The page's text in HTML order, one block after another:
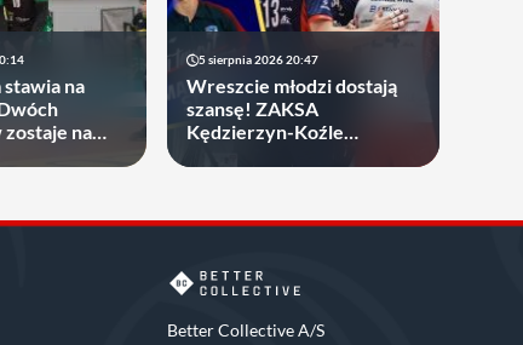
stawia na
na
5 sierpnia 2026 20:47
Wreszcie młodzi dostają
szansę! ZAKSA
Kędzierzyn-Koźle
Better Collective A/S